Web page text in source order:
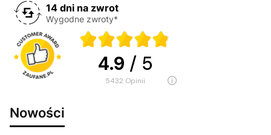
14 dni na zwrot
Wygodne zwroty*
4.9 / 5
5432 opinii
Nowości